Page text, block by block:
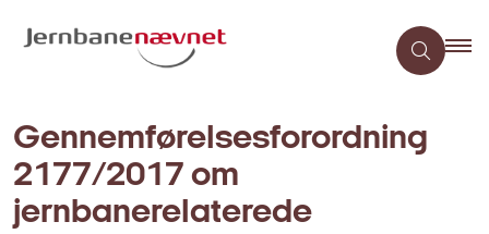
Gennemførelsesforordning
2177/2017 om
jernbanerelaterede